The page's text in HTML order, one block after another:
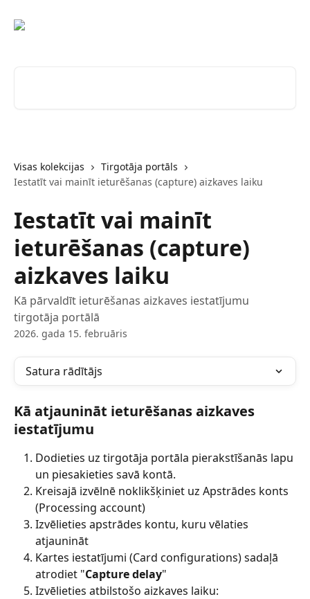
Visas kolekcijas
Tirgotāja portāls
Iestatīt vai mainīt ieturēšanas (capture) aizkaves laiku
Iestatīt vai mainīt
ieturēšanas (capture)
aizkaves laiku
Kā pārvaldīt ieturēšanas aizkaves iestatījumu
tirgotāja portālā
2026. gada 15. februāris
Satura rādītājs
Kā atjaunināt ieturēšanas aizkaves
iestatījumu
Dodieties uz tirgotāja portāla pierakstīšanās lapu
un piesakieties savā kontā.
Kreisajā izvēlnē noklikšķiniet uz Apstrādes konts
(Processing account)
Izvēlieties apstrādes kontu, kuru vēlaties
atjaunināt
Kartes iestatījumi (Card configurations) sadaļā
atrodiet "Capture delay"
Izvēlieties atbilstošo aizkaves laiku: